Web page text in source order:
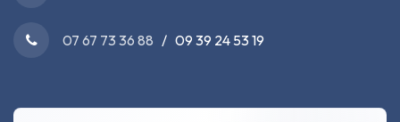
07 67 73 36 88 / 09 39 24 53 19